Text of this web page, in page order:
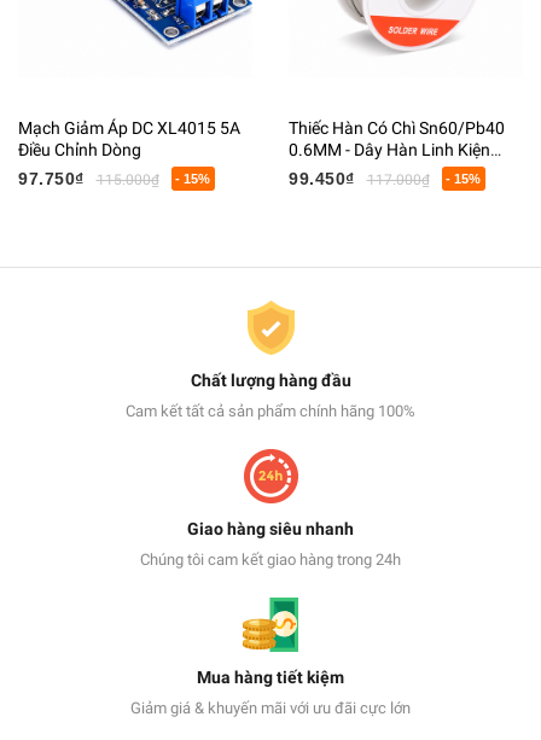
Mạch Giảm Áp DC XL4015 5A
Điều Chỉnh Dòng
97.750₫
115.000₫ - 15%
Thiếc Hàn Có Chì Sn60/Pb40
0.6MM - Dây Hàn Linh Kiện
Điện Tử Có Lõi Flux
99.450₫ 117.000₫ - 15%
Chất lượng hàng đầu
Cam kết tất cả sản phẩm chính hãng 100%
Giao hàng siêu nhanh
Chúng tôi cam kết giao hàng trong 24h
Mua hàng tiết kiệm
Giảm giá & khuyến mãi với ưu đãi cực lớn